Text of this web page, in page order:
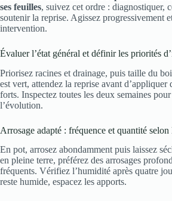
ses feuilles, suivez cet ordre : diagnostiquer,
soutenir la reprise. Agissez progressivement
intervention.
Évaluer l’état général et définir les priorités
Priorisez racines et drainage, puis taille du
est vert, attendez la reprise avant d’appliquer
forts. Inspectez toutes les deux semaines
l’évolution.
Arrosage adapté : fréquence et quantité selon
En pot, arrosez abondamment puis laissez
en pleine terre, préférez des arrosages
fréquents. Vérifiez l’humidité après quatre
reste humide, espacez les apports.